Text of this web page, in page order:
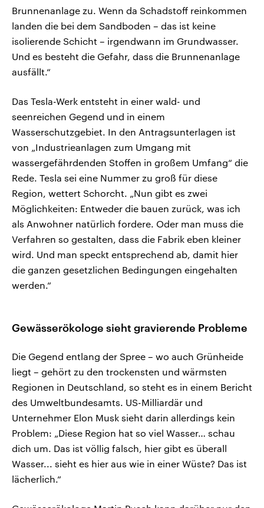
Brunnenanlage zu. Wenn da Schadstoff reinkommen
landen die bei dem Sandboden – das ist keine
isolierende Schicht – irgendwann im Grundwasser.
Und es besteht die Gefahr, dass die Brunnenanlage
ausfällt.“
Das Tesla-Werk entsteht in einer wald- und
seenreichen Gegend und in einem
Wasserschutzgebiet. In den Antragsunterlagen ist
von „Industrieanlagen zum Umgang mit
wassergefährdenden Stoffen in großem Umfang“ die
Rede. Tesla sei eine Nummer zu groß für diese
Region, wettert Schorcht. „Nun gibt es zwei
Möglichkeiten: Entweder die bauen zurück, was ich
als Anwohner natürlich fordere. Oder man muss die
Verfahren so gestalten, dass die Fabrik eben kleiner
wird. Und man speckt entsprechend ab, damit hier
die ganzen gesetzlichen Bedingungen eingehalten
werden.“
Gewässerökologe sieht gravierende Probleme
Die Gegend entlang der Spree – wo auch Grünheide
liegt – gehört zu den trockensten und wärmsten
Regionen in Deutschland, so steht es in einem Bericht
des Umweltbundesamts. US-Milliardär und
Unternehmer Elon Musk sieht darin allerdings kein
Problem: „Diese Region hat so viel Wasser… schau
dich um. Das ist völlig falsch, hier gibt es überall
Wasser... sieht es hier aus wie in einer Wüste? Das ist
lächerlich.“